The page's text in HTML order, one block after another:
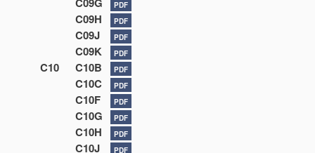
PDF
C09H PDF
C09J PDF
C09K PDF
C10 C10B PDF
C10C PDF
C10F PDF
C10G PDF
C10H PDF
C10J PDF